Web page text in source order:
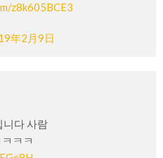
z8k605BCE3
年2月9日
니다 사람
ㅋㅋ